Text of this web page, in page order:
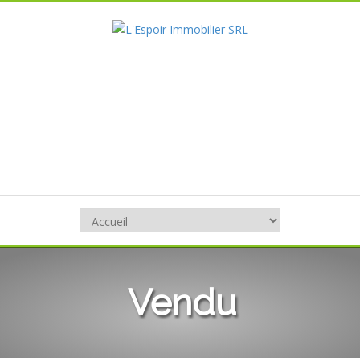
Vendu